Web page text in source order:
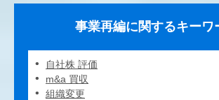
事業再編に関するキーワ
自社株 評価
m&a 買収
組織変更